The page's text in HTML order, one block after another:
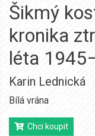
Šikmý
kronika
léta
Karin Lednická
Bílá vrána
Chci koupit